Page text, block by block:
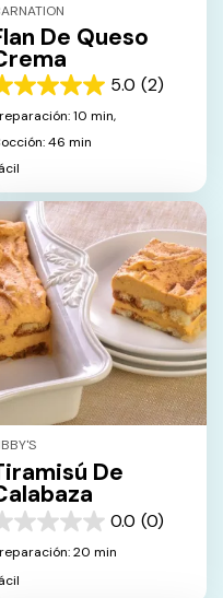
De Queso
5.0 (2)
10 min,
46 min
De
0.0 (0)
20 min